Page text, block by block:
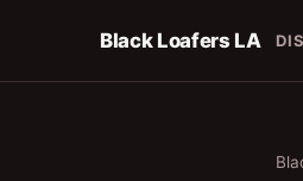
Black Loafers LA